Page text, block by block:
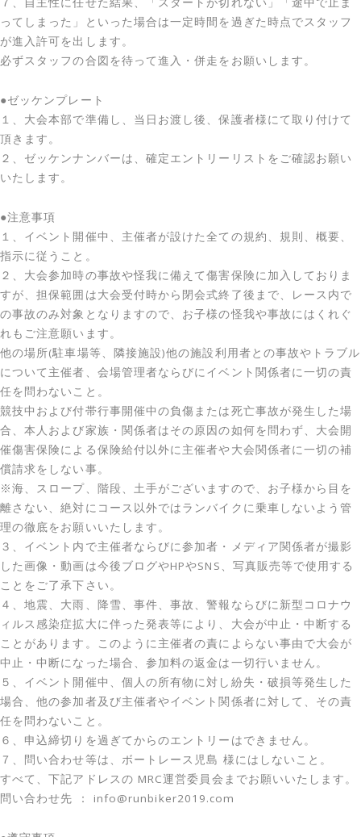
ってしまった」といった場合は一定時間を過ぎた時点でスタッフ
が進入許可を出します。
必ずスタッフの合図を待って進入・併走をお願いします。
●ゼッケンプレート
１、大会本部で準備し、当日お渡し後、保護者様にて取り付けて
頂きます。
２、ゼッケンナンバーは、確定エントリーリストをご確認お願い
いたします。
●注意事項
１、イベント開催中、主催者が設けた全ての規約、規則、概要、
指示に従うこと。
２、大会参加時の事故や怪我に備えて傷害保険に加入しておりま
すが、担保範囲は大会受付時から閉会式終了後まで、レース内で
の事故のみ対象となりますので、お子様の怪我や事故にはくれぐ
れもご注意願います。
他の場所(駐車場等、隣接施設)他の施設利用者との事故やトラブル
について主催者、会場管理者ならびにイベント関係者に一切の責
任を問わないこと。
競技中および付帯行事開催中の負傷または死亡事故が発生した場
合、本人および家族・関係者はその原因の如何を問わず、大会開
催傷害保険による保険給付以外に主催者や大会関係者に一切の補
償請求をしない事。
※海、スロープ、階段、土手がございますので、お子様から目を
離さない、絶対にコース以外ではランバイクに乗車しないよう管
理の徹底をお願いいたします。
３、イベント内で主催者ならびに参加者・メディア関係者が撮影
した画像・動画は今後ブログやHPやSNS、写真販売等で使用する
ことをご了承下さい。
４、地震、大雨、降雪、事件、事故、警報ならびに新型コロナウ
ィルス感染症拡大に伴った発表等により、大会が中止・中断する
ことがあります。このように主催者の責によらない事由で大会が
中止・中断になった場合、参加料の返金は一切行いません。
５、イベント開催中、個人の所有物に対し紛失・破損等発生した
場合、他の参加者及び主催者やイベント関係者に対して、その責
任を問わないこと。
６、申込締切りを過ぎてからのエントリーはできません。
７、問い合わせ等は、ボートレース児島 様にはしないこと。
すべて、下記アドレスの MRC運営委員会までお願いいたします。
問い合わせ先 ： info@runbiker2019.com